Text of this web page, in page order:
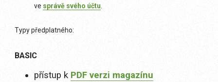
ve správě svého účtu
Typy předplatného:
BASIC
přístup k PDF verzi magazínu